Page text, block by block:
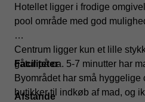
Hotellet ligger i frodige
pool område med god
Centrum ligger kun et lille
gåtur på ca. 5-7 minutter har
Byområdet har små hyggelige
butikker til indkøb af mad, og
Faciliteter
Afstande